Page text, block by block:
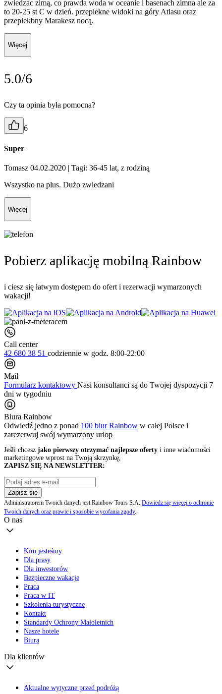
zwiedzac zimą, co prawda woda w oceanie i basenach zimna ale za
to 20-25 st C w dzień. przepiekne widoki na góry Atlasu oraz
przepiekbny Marakesz nocą.
Więcej
5.0/6
Czy ta opinia była pomocna?
6
Super
Tomasz 04.02.2020 | Tagi: 36-45 lat, z rodziną
Wszystko na plus. Dużo zwiedzani
Więcej
Pobierz aplikację mobilną Rainbow
i ciesz się łatwym dostępem do ofert i rezerwacji wymarzonych
wakacji!
Call center
42 680 38 51 codziennie w godz. 8:00-22:00
Mail
Formularz kontaktowy Nasi konsultanci są do Twojej dyspozycji 7
dni w tygodniu
Biura Rainbow
Odwiedź jedno z ponad 100 biur Rainbow w całej Polsce i
zarezerwuj swój wymarzony urlop
Jeśli chcesz jako pierwszy otrzymać najlepsze oferty i inne wiadomości
marketingowe wprost na Twoją skrzynkę,
ZAPISZ SIĘ NA NEWSLETTER:
Zapisz się
Administratorem Twoich danych jest Rainbow Tours S.A. Dowiedz się więcej o ochronie
Twoich danych oraz prawie i sposobie wycofania zgody.
O nas
Kim jesteśmy
Dla prasy
Dla inwestorów
Bezpieczne wakacje
Praca
Praca w IT
Szkolenia turystyczne
Kontakt
Standardy Ochrony Małoletnich
Nasze hotele
Biura
Dla klientów
Aktualne wytyczne przed podróżą